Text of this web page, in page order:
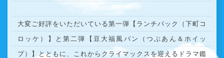
大変ご好評をいただいている第一弾【ランチパック（下町コ
ロッケ）】と第二弾【豆大福風パン（つぶあん＆ホイッ
プ）】とともに、これからクライマックスを迎えるドラマ鑑